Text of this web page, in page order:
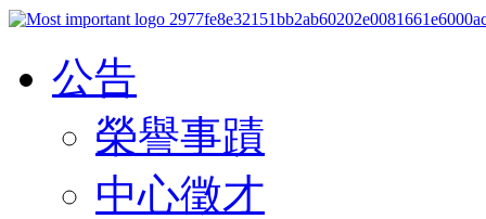
公告
榮譽事蹟
中心徵才